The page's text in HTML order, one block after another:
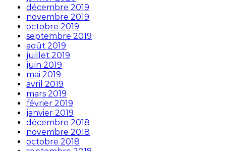
décembre 2019
novembre 2019
octobre 2019
septembre 2019
août 2019
juillet 2019
juin 2019
mai 2019
avril 2019
mars 2019
février 2019
janvier 2019
décembre 2018
novembre 2018
octobre 2018